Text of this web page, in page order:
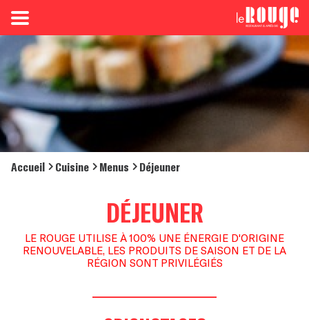
Accueil Cuisine Menus Déjeuner
DÉJEUNER
LE ROUGE UTILISE À 100% UNE ÉNERGIE D'ORIGINE
RENOUVELABLE, LES PRODUITS DE SAISON ET DE LA
RÉGION SONT PRIVILÉGIÉS